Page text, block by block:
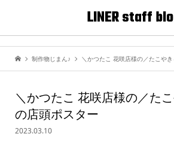
LINER staff
制作物じまん♪ ＼かつたこ 花咲店様の／たこや
＼かつたこ 花咲店様の／た
の店頭ポスター
2023.03.10